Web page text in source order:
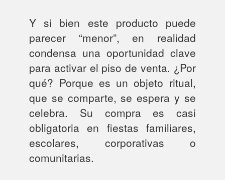
Y si bien este producto puede
parecer “menor”, en realidad
condensa una oportunidad clave
para activar el piso de venta. ¿Por
qué? Porque es un objeto ritual,
que se comparte, se espera y se
celebra. Su compra es casi
obligatoria en fiestas familiares,
escolares, corporativas o
comunitarias.